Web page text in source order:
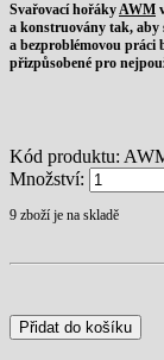
Svařovací hořákyAWM
a konstruovány tak, aby
a bezproblémovou práci
přizpůsobené pro
Kód produktu:
Množství:
9 zboží je na skladě
Přidat do košíku